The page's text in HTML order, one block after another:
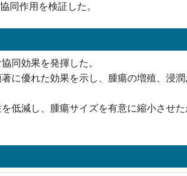
同作用を検証した。
同効果を発揮した。
に優れた効果を示し、腫瘍の増殖、浸
低減し、腫瘍サイズを有意に縮小させた